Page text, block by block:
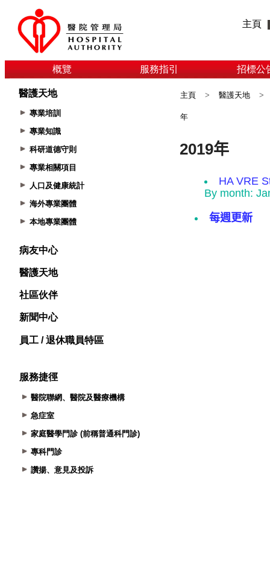
主頁
概覽 服務指引 招標公
醫護天地
專業培訓
專業知識
科研道德守則
專業相關項目
人口及健康統計
海外專業團體
本地專業團體
病友中心
醫護天地
社區伙伴
新聞中心
員工 / 退休職員特區
服務捷徑
醫院聯網、醫院及醫療機構
急症室
家庭醫學門診 (前稱普通科門診)
專科門診
讚揚、意見及投訴
主頁 > 醫護天地 >
年